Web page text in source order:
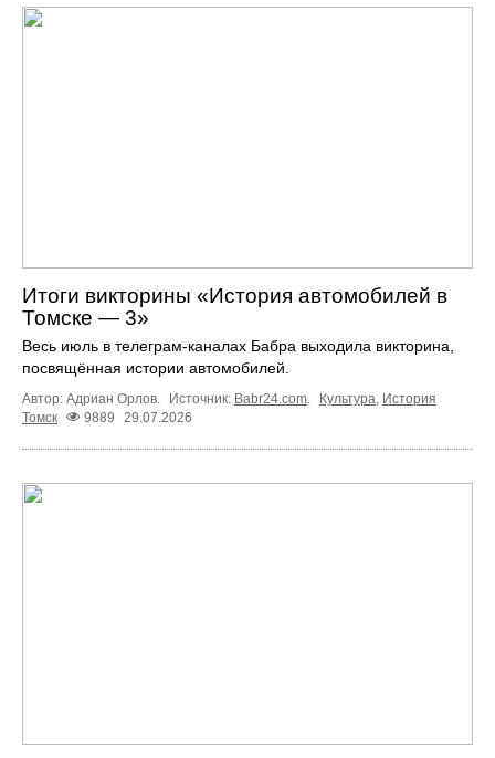
Итоги викторины «История автомобилей в
Томске — 3»
Весь июль в телеграм‑каналах Бабра выходила викторина,
посвящённая истории автомобилей.
Автор: Адриан Орлов. Источник: Babr24.com. Культура, История
Томск
9889 29.07.2026